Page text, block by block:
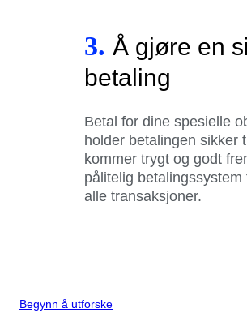
3. Å gjøre en
betaling
Betal for dine spesielle
holder betalingen sikker
kommer trygt og godt
pålitelig
alle transaksjoner.
Begynn å utforske